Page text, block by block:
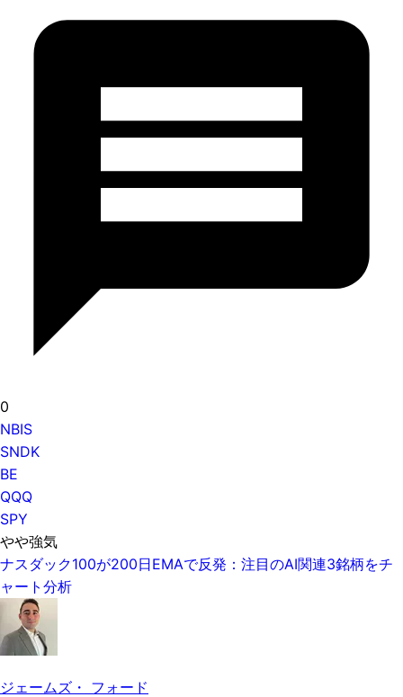
0
NBIS
SNDK
BE
QQQ
SPY
やや強気
ナスダック100が200日EMAで反発：注目のAI関連3銘柄をチ
ャート分析
ジェームズ・ フォード